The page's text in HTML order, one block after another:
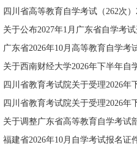
广东省2026年10月高等教育自学考
福建省2026年10月自学考试报名证